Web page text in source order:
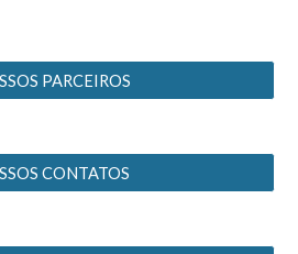
PARCEIROS
CONTATOS